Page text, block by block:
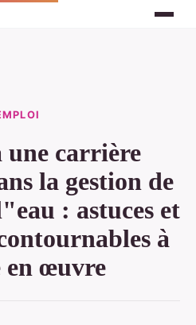
une carrière
la gestion de
: astuces et
à
en œuvre